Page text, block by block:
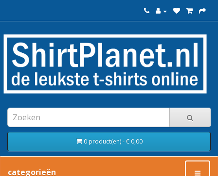
0 product(en) - € 0,00
categorieën